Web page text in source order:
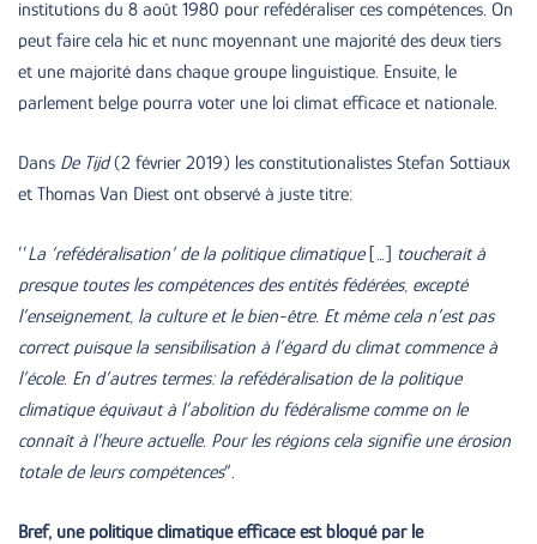
institutions du 8 août 1980 pour refédéraliser ces compétences. On
peut faire cela hic et nunc moyennant une majorité des deux tiers
et une majorité dans chaque groupe linguistique. Ensuite, le
parlement belge pourra voter une loi climat efficace et nationale.
Dans De Tijd(2 février 2019) les constitutionalistes Stefan Sottiaux
et Thomas Van Diest ont observé à juste titre:
’’La ‘refédéralisation’ de la politique climatique […] toucherait à
presque toutes les compétences des entités fédérées, excepté
l’enseignement, la culture et le bien-être. Et même cela n’est pas
correct puisque la sensibilisation à l’égard du climat commence à
l’école. En d’autres termes: la refédéralisation de la politique
climatique équivaut à l’abolition du fédéralisme comme on le
connaît à l’heure actuelle. Pour les régions cela signifie une érosion
totale de leurs compétences“.
Bref, une politique climatique efficace est bloqué par le